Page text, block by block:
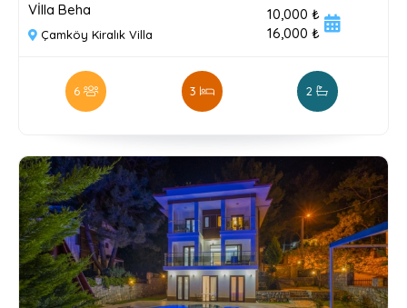
Vİlla Beha
Çamköy Kiralık Villa
10,000 ₺
16,000 ₺
6 3 2